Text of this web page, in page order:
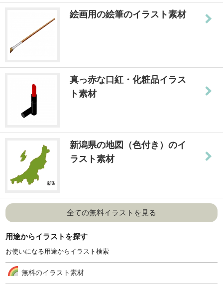
絵画用の絵筆のイラスト素材
真っ赤な口紅・化粧品イラス
ト素材
新潟県の地図（色付き）のイ
ラスト素材
全ての無料イラストを見る
用途からイラストを探す
お使いになる用途からイラスト検索
無料のイラスト素材